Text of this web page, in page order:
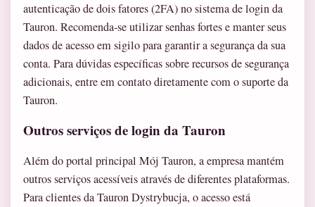
autenticação de dois fatores (2FA) no sistema de login da
Tauron. Recomenda-se utilizar senhas fortes e manter seus
dados de acesso em sigilo para garantir a segurança da sua
conta. Para dúvidas específicas sobre recursos de segurança
adicionais, entre em contato diretamente com o suporte da
Tauron.
Outros serviços de login da Tauron
Além do portal principal Mój Tauron, a empresa mantém
outros serviços acessíveis através de diferentes plataformas.
Para clientes da Tauron Dystrybucja, o acesso está